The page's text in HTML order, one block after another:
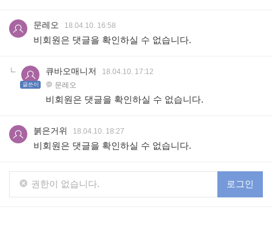
문레오 18.04.10. 16:58
비회원은 댓글을 확인하실 수 없습니다.
글쓴이
큐바오매니저
18.04.10. 17:12
문레오
비회원은 댓글을 확인하실 수 없습니다.
붉은거위 18.04.10. 18:27
비회원은 댓글을 확인하실 수 없습니다.
권한이 없습니다. 로그인